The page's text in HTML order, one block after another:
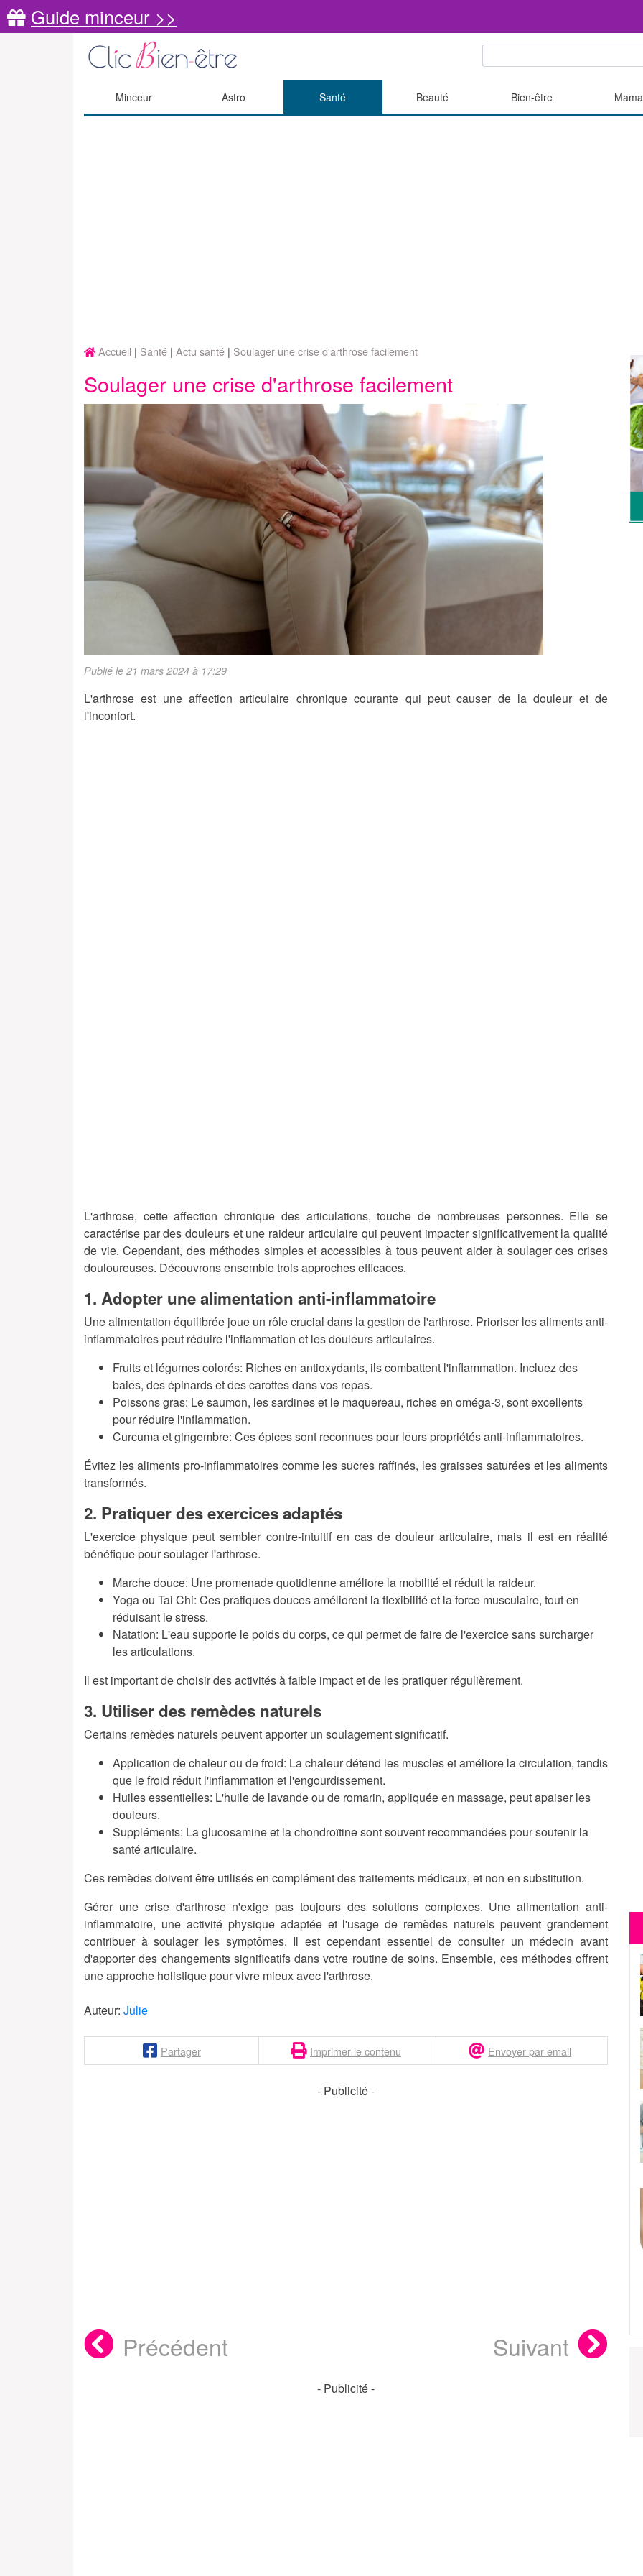
Guide minceur >>
Minceur Astro Santé Beauté Bien-être
Accueil Santé Actu santé Soulager une crise d'arthrose facilement
Soulager une crise d'arthrose facilement
Publié le 21 mars 2024 à 17:29
L'arthrose est une affection articulaire chronique courante qui peut causer de la douleur et de
l'inconfort.
L'arthrose, cette affection chronique des articulations, touche de nombreuses personnes. Elle se
caractérise par des douleurs et une raideur articulaire qui peuvent impacter significativement la qualité
de vie. Cependant, des méthodes simples et accessibles à tous peuvent aider à soulager ces crises
douloureuses. Découvrons ensemble trois approches efficaces.
1. Adopter une alimentation anti-inflammatoire
Une alimentation équilibrée joue un rôle crucial dans la gestion de l'arthrose. Prioriser les aliments anti-
inflammatoires peut réduire l'inflammation et les douleurs articulaires.
Fruits et légumes colorés: Riches en antioxydants, ils combattent l'inflammation. Incluez des
baies, des épinards et des carottes dans vos repas.
Poissons gras: Le saumon, les sardines et le maquereau, riches en oméga-3, sont excellents
pour réduire l'inflammation.
Curcuma et gingembre: Ces épices sont reconnues pour leurs propriétés anti-inflammatoires.
Évitez les aliments pro-inflammatoires comme les sucres raffinés, les graisses saturées et les aliments
transformés.
2. Pratiquer des exercices adaptés
L'exercice physique peut sembler contre-intuitif en cas de douleur articulaire, mais il est en réalité
bénéfique pour soulager l'arthrose.
Marche douce: Une promenade quotidienne améliore la mobilité et réduit la raideur.
Yoga ou Tai Chi: Ces pratiques douces améliorent la flexibilité et la force musculaire, tout en
réduisant le stress.
Natation: L'eau supporte le poids du corps, ce qui permet de faire de l'exercice sans surcharger
les articulations.
Il est important de choisir des activités à faible impact et de les pratiquer régulièrement.
3. Utiliser des remèdes naturels
Certains remèdes naturels peuvent apporter un soulagement significatif.
Application de chaleur ou de froid: La chaleur détend les muscles et améliore la circulation, tandis
que le froid réduit l'inflammation et l'engourdissement.
Huiles essentielles: L'huile de lavande ou de romarin, appliquée en massage, peut apaiser les
douleurs.
Suppléments: La glucosamine et la chondroïtine sont souvent recommandées pour soutenir la
santé articulaire.
Ces remèdes doivent être utilisés en complément des traitements médicaux, et non en substitution.
Gérer une crise d'arthrose n'exige pas toujours des solutions complexes. Une alimentation anti-
inflammatoire, une activité physique adaptée et l'usage de remèdes naturels peuvent grandement
contribuer à soulager les symptômes. Il est cependant essentiel de consulter un médecin avant
d'apporter des changements significatifs dans votre routine de soins. Ensemble, ces méthodes offrent
une approche holistique pour vivre mieux avec l'arthrose.
Auteur: Julie
Partager Imprimer le contenu Envoyer par email
- Publicité -
Précédent Suivant
- Publicité -